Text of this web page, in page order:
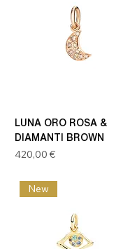
LUNA ORO ROSA &
DIAMANTI BROWN
Prezzo
420,00 €
New